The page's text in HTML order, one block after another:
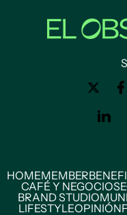
HOMEMEMBER
CAFÉ Y NEGOCIOS
BRAND STUDIO
LIFESTYLEOPINIÓN